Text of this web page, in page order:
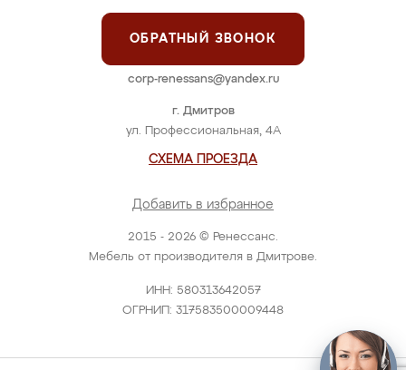
2015 - 2026 © Ренессанс.
Мебель от производителя в Дмитрове.
ИНН: 580313642057
ОГРНИП: 317583500009448
г. Дмитров
ул. Профессиональная, 4А
СХЕМА ПРОЕЗДА
Добавить в избранное
ОБРАТНЫЙ ЗВОНОК
corp-renessans@yandex.ru